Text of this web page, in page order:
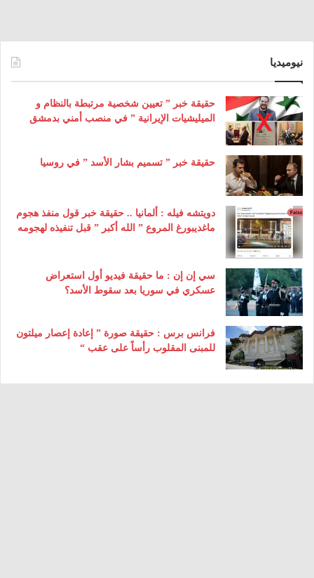
نيوميديا
حقيقة خبر ” تعيين شخصية مرتبطة بالنظام و
الميليشيات الإيرانية ” في منصب أمني بدمشق
حقيقة خبر ” تسميم بشار الأسد ” في روسيا
دويتشه فيله : ألمانيا .. حقيقة خبر قول منفذ هجوم
ماغديبورغ المروع ” الله أكبر ” قبل تنفيذه لهجومه
سي إن إن : ما حقيقة فيديو أول استعراض
عسكري في سوريا بعد سقوط الأسد؟
فرانس برس : حقيقة صورة ” إعادة إعصار ميلتون
للمبنى المقلوب رأساً على عقب “